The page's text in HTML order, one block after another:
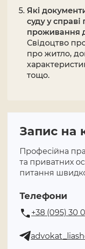
Які
суду у
проживання
Свідоцтво
про житло,
тощо.
Запис на
Професійна
та приватних
питання
Телефони
+38 (095) 30